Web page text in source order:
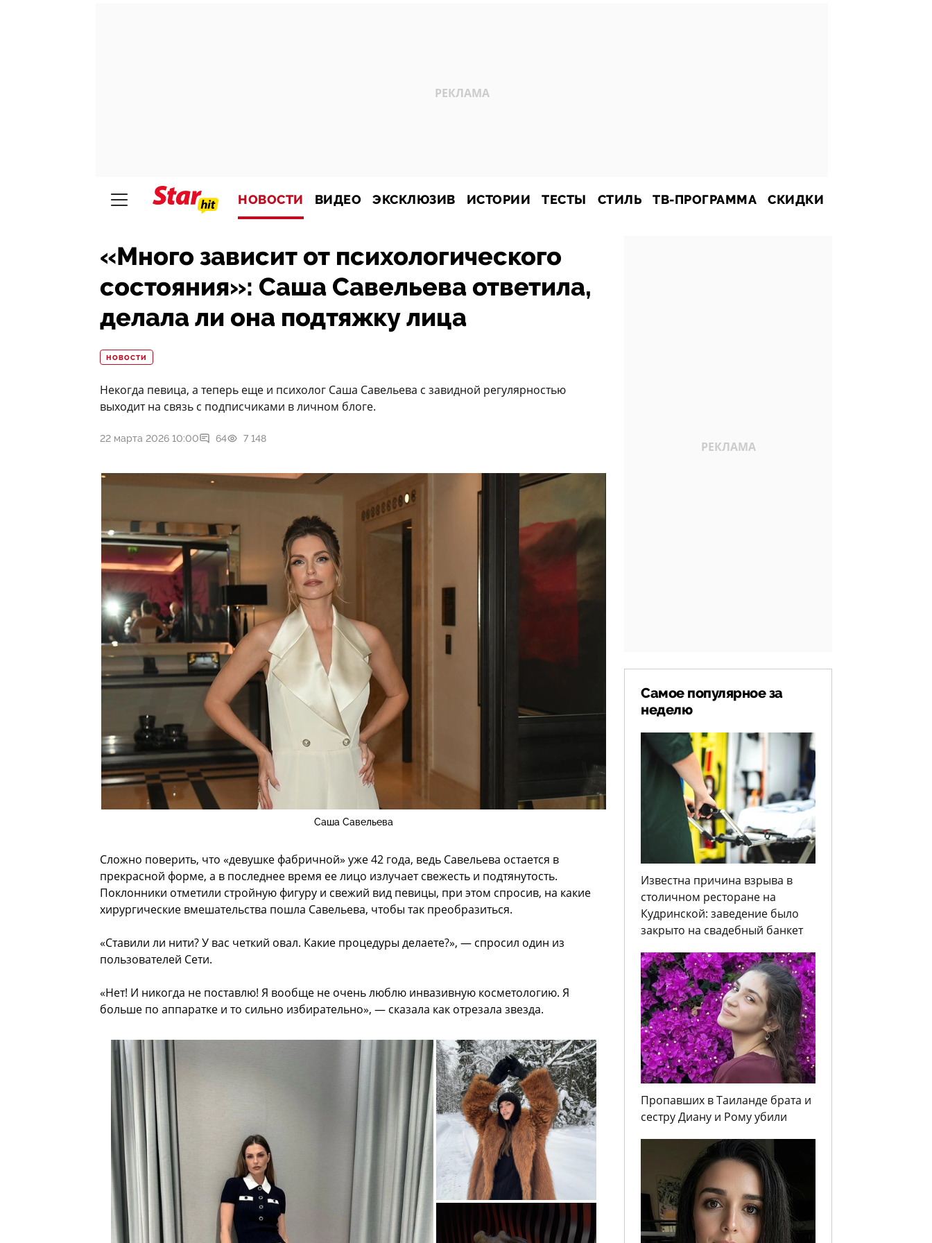
НОВОСТИ ВИДЕО ЭКСКЛЮЗИВ ИСТОРИИ ТЕСТЫ СТИЛЬ ТВ-ПРОГРАММА СКИДКИ
«Много зависит от психологического
состояния»: Саша Савельева ответила,
делала ли она подтяжку лица
НОВОСТИ
Некогда певица, а теперь еще и психолог Саша Савельева с завидной регулярностью
выходит на связь с подписчиками в личном блоге.
22 марта 2026 10:00 64 7 148
Саша Савельева
Сложно поверить, что «девушке фабричной» уже 42 года, ведь Савельева остается в
прекрасной форме, а в последнее время ее лицо излучает свежесть и подтянутость.
Поклонники отметили стройную фигуру и свежий вид певицы, при этом спросив, на какие
хирургические вмешательства пошла Савельева, чтобы так преобразиться.
«Ставили ли нити? У вас четкий овал. Какие процедуры делаете?», — спросил один из
пользователей Сети.
«Нет! И никогда не поставлю! Я вообще не очень люблю инвазивную косметологию. Я
больше по аппаратке и то сильно избирательно», — сказала как отрезала звезда.
Самое популярное за
неделю
Известна причина взрыва в
столичном ресторане на
Кудринской: заведение было
закрыто на свадебный банкет
Пропавших в Таиланде брата и
сестру Диану и Рому убили